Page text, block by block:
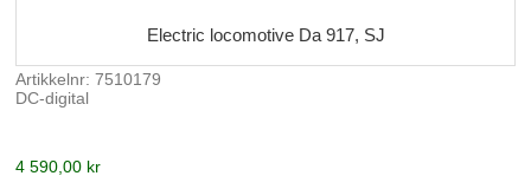
Electric locomotive Da 917, SJ
Artikkelnr: 7510179
DC-digital
4 590,00 kr